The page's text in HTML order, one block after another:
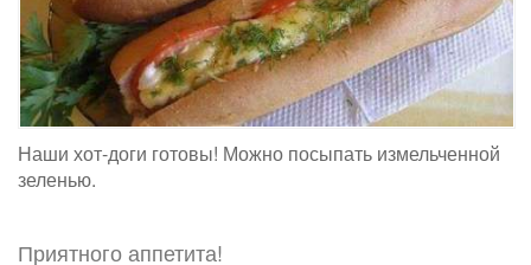
Наши хот-доги готовы! Можно посыпать измельченной
зеленью.
Приятного аппетита!